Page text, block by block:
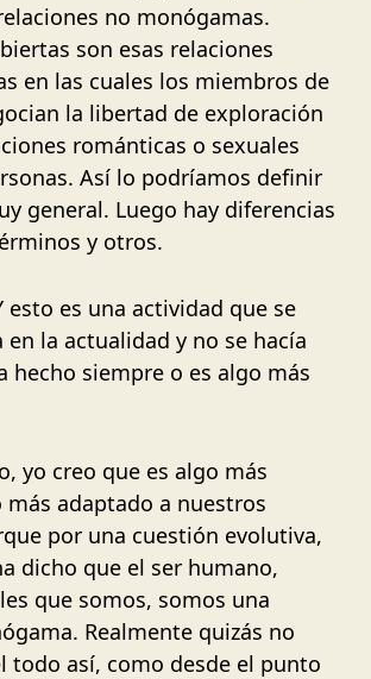
no monógamas.
son esas relaciones
en las cuales los miembros de
la libertad de exploración
románticas o sexuales
Así lo podríamos definir
general. Luego hay diferencias
y otros.
esto es una actividad que se
en la actualidad y no se hacía
hecho siempre o es algo más
yo creo que es algo más
adaptado a nuestros
por una cuestión evolutiva,
dicho que el ser humano,
que somos, somos una
Realmente quizás no
todo así, como desde el punto